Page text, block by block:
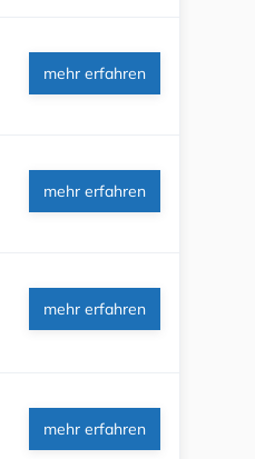
mehr erfahren
mehr erfahren
mehr erfahren
mehr erfahren